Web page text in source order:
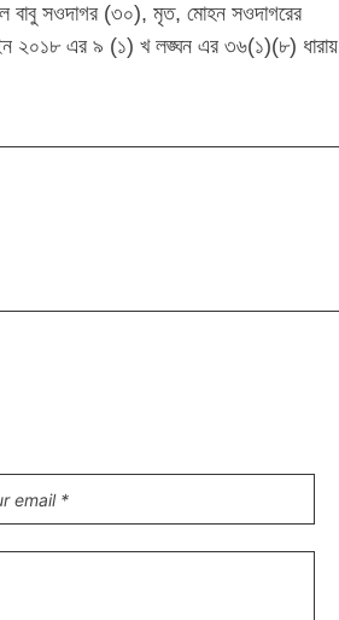
বাবু সওদাগর (৩০), মৃত, মোহন সওদাগরের
২০১৮ এর ৯ (১) খ লঙ্ঘন এর ৩৬(১)(৮) ধারায়